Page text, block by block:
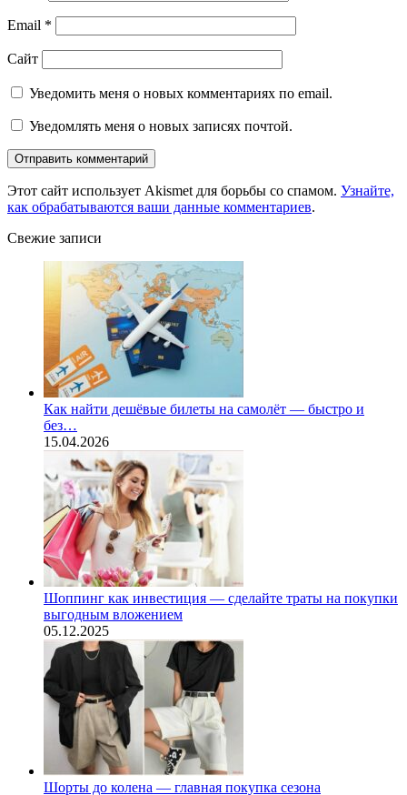
Email *
Сайт
Уведомить меня о новых комментариях по email.
Уведомлять меня о новых записях почтой.
Этот сайт использует Akismet для борьбы со спамом. Узнайте,
как обрабатываются ваши данные комментариев.
Свежие записи
Как найти дешёвые билеты на самолёт — быстро и
без…
15.04.2026
Шоппинг как инвестиция — сделайте траты на покупки
выгодным вложением
05.12.2025
Шорты до колена — главная покупка сезона